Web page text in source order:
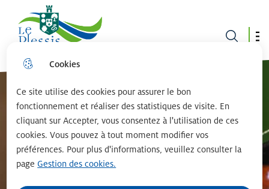
Cookies
Ce site utilise des cookies pour assurer le bon
fonctionnement et réaliser des statistiques de visite. En
cliquant sur Accepter, vous consentez à l'utilisation de ces
cookies. Vous pouvez à tout moment modifier vos
préférences. Pour plus d'informations, veuillez consulter la
page Gestion des cookies.
Aller
menu
principal
Le plessis robinson